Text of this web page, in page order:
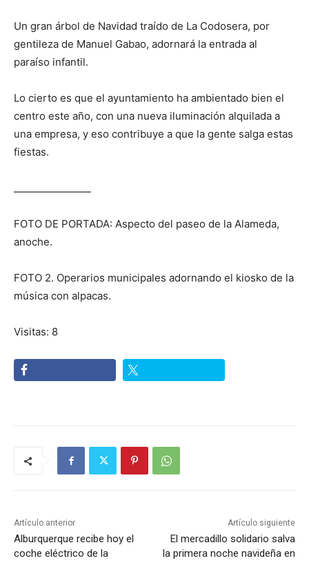
Un gran árbol de Navidad traído de La Codosera, por
gentileza de Manuel Gabao, adornará la entrada al
paraíso infantil.
Lo cierto es que el ayuntamiento ha ambientado bien el
centro este año, con una nueva iluminación alquilada a
una empresa, y eso contribuye a que la gente salga estas
fiestas.
FOTO DE PORTADA: Aspecto del paseo de la Alameda,
anoche.
FOTO 2. Operarios municipales adornando el kiosko de la
música con alpacas.
Visitas: 8
Artículo anterior
Alburquerque recibe hoy el
coche eléctrico de la
Artículo siguiente
El mercadillo solidario salva
la primera noche navideña en